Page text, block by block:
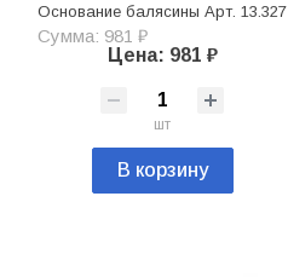
Основание балясины Арт. 13.327
Сумма: 981 ₽
Цена: 981 ₽
шт
В корзину